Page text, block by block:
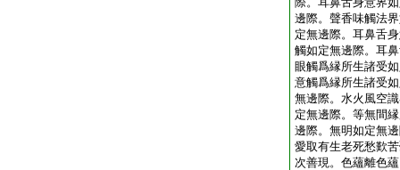
邊際。聲香味觸法
定無邊際。耳鼻舌
觸如定無邊際。耳
眼觸爲縁所生諸受
意觸爲縁所生諸受
無邊際。水火風空
定無邊際。等無間
邊際。無明如定無
愛取有生老死愁歎
次善現。色蘊離色